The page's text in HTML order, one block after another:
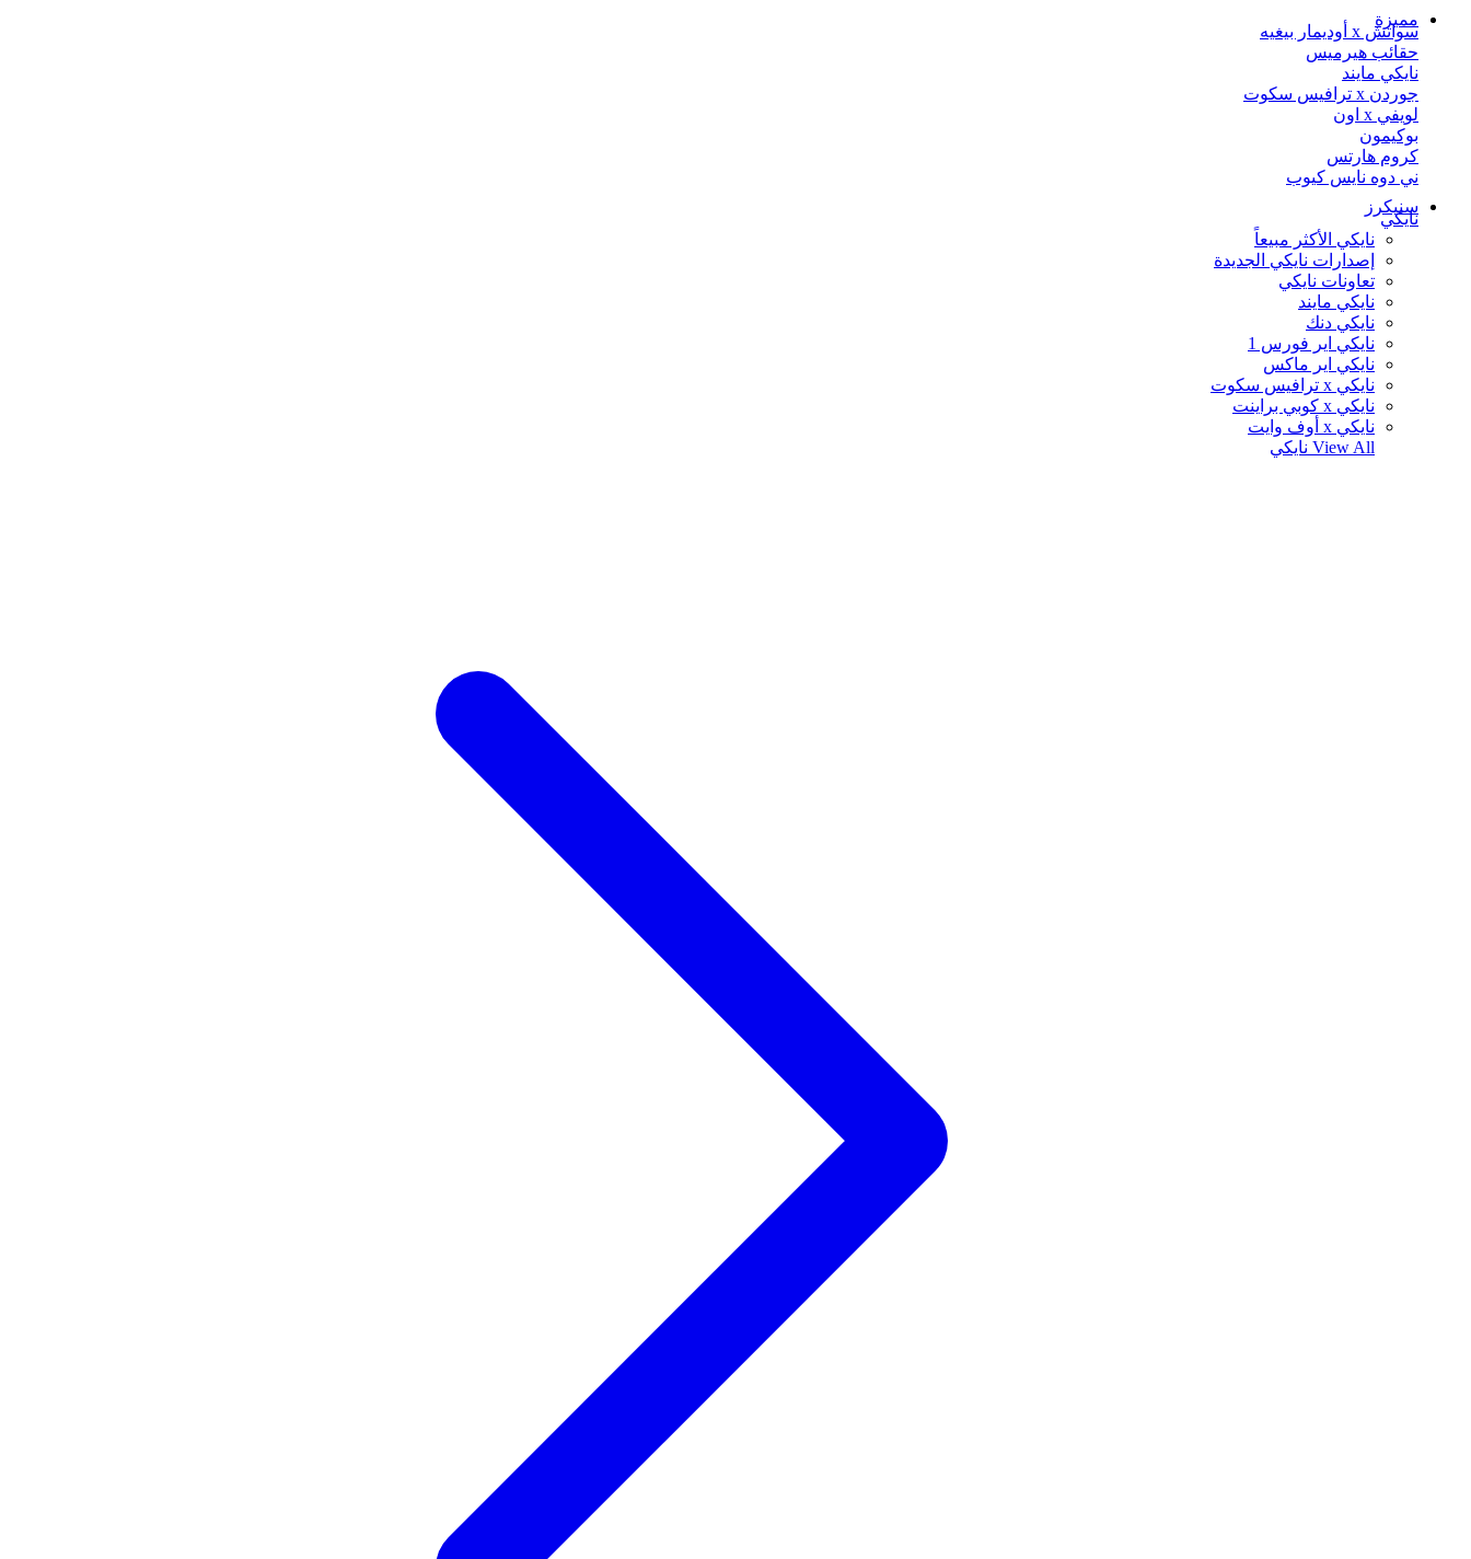
مميزة
سواتش x أوديمار بيغيه
حقائب هيرميس
نايكي مايند
جوردن x ترافيس سكوت
لويفي x اون
بوكيمون
كروم هارتس
ني دوه نايس كيوب
سنيكرز
نايكي
نايكي الأكثر مبيعاً
إصدارات نايكي الجديدة
تعاونات نايكي
نايكي مايند
نايكي دنك
نايكي اير فورس 1
نايكي اير ماكس
نايكي x ترافيس سكوت
نايكي x كوبي براينت
نايكي x أوف وايت
View All نايكي